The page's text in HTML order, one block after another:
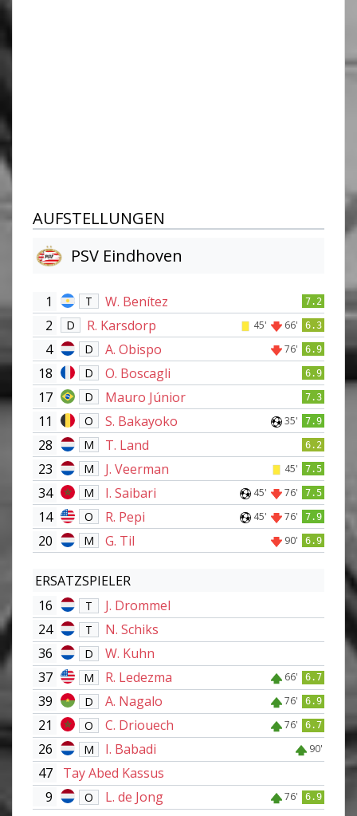
AUFSTELLUNGEN
PSV Eindhoven
1 T W. Benítez 7.2
2 D R. Karsdorp 45' 66' 6.3
4 D A. Obispo 76' 6.9
18 D O. Boscagli 6.9
17 D Mauro Júnior 7.3
11 O S. Bakayoko 35' 7.9
28 M T. Land 6.2
23 M J. Veerman 45' 7.5
34 M I. Saibari 45' 76' 7.5
14 O R. Pepi 45' 76' 7.9
20 M G. Til 90' 6.9
ERSATZSPIELER
16
T
J. Drommel
24
T
N. Schiks
36
D
W. Kuhn
37
M R. Ledezma 66' 6.7
39 D A. Nagalo 76' 6.9
21 O C. Driouech 76' 6.7
26 M I. Babadi 90'
47
Tay Abed Kassus
9
O L. de Jong 76' 6.9